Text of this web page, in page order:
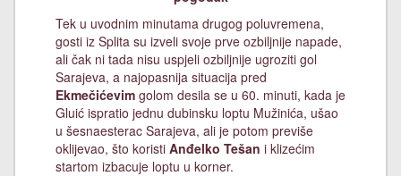
Tek u uvodnim minutama drugog poluvremena,
gosti iz Splita su izveli svoje prve ozbiljnije napade,
ali čak ni tada nisu uspjeli ozbiljnije ugroziti gol
Sarajeva, a najopasnija situacija pred
Ekmečićevim golom desila se u 60. minuti, kada je
Gluić ispratio jednu dubinsku loptu Mužinića, ušao
u šesnaesterac Sarajeva, ali je potom previše
oklijevao, što koristi Anđelko Tešan i klizećim
startom izbacuje loptu u korner.